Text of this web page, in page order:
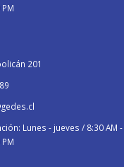
201
Lunes - jueves / 8:30 AM